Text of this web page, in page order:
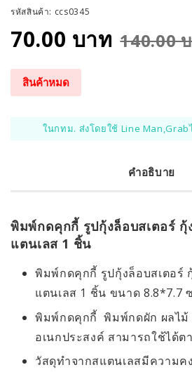
รหัสสินค้า: ccs0345
70.00 บาท 140.00
สินค้าหมด
ในกทม. ส่งโดยใช้ Line
คำอธิบาย
พิมพ์กดคุกกี้ รูปกุ้งล็อบสเตอร์
แตนเลส 1 ชิ้น
พิมพ์กดคุกกี้ รูปกุ้งล็อบสเตอร์
แตนเลส 1 ชิ้น ขนาด 8.8*7.7
พิมพ์กดคุกกี้ พิมพ์กดผัก ผลไม้
อเนกประสงค์ สามารถใช้ได้ต
วัสดุทำจากสแตนเลสมีความค